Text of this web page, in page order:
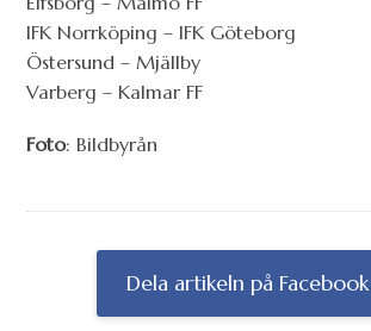
IFK Norrköping – IFK Göteborg
Östersund – Mjällby
Varberg – Kalmar FF
Foto: Bildbyrån
Dela artikeln på Facebook